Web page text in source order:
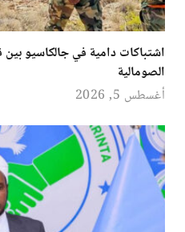
اشتباكات دامية في جالكاسيو بين
الصومالية
أغسطس 5, 2026